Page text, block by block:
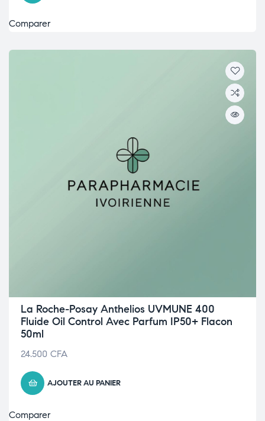
Comparer
La Roche-Posay Anthelios UVMUNE 400
Fluide Oil Control Avec Parfum IP50+ Flacon
50ml
24.500 CFA
AJOUTER AU PANIER
Comparer